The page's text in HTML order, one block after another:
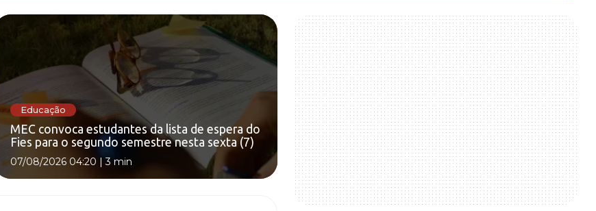
Educação
MEC convoca estudantes da lista de espera do
Fies para o segundo semestre nesta sexta (7)
07/08/2026 04:20 |3 min